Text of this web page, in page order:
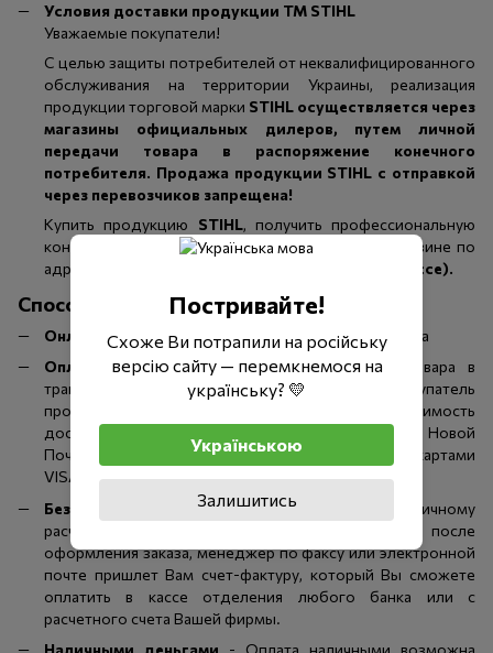
Условия доставки продукции ТМ STIHL
Уважаемые покупатели!
С целью защиты потребителей от неквалифицированного
обслуживания на территории Украины, реализация
продукции торговой марки STIHL осуществляется через
магазины официальных дилеров, путем личной
передачи товара в распоряжение конечного
потребителя. Продажа продукции STIHL с отправкой
через перевозчиков запрещена!
Купить продукцию STIHL, получить профессиональную
консультацию и сервис Вы можете в нашем магазине по
адресу:
Киев, Островная 16 (р-н Столичного шоссе).
Способы оплаты
Онлайн оплата WayForPayпри оформлении заказа
Оплата при получении- После получения товара в
транспортной компании "Новая Почта", покупатель
производит оплату стоимости товара + стоимость
доставки + стоимость комicii. Оплата в отделении Новой
Почты производится наличными или картами
VISA/Mastercard.
Безналичный перерасчет- Оплата по безналичному
расчету производится следующим способом: после
оформления заказа, менеджер по факсу или электронной
почте пришлет Вам счет-фактуру, который Вы сможете
оплатить в кассе отделения любого банка или с
расчетного счета Вашей фирмы.
Постривайте!
Схоже Ви потрапили на російську
версію сайту — перемкнемося на
українську? 💛
Українською
Залишитись